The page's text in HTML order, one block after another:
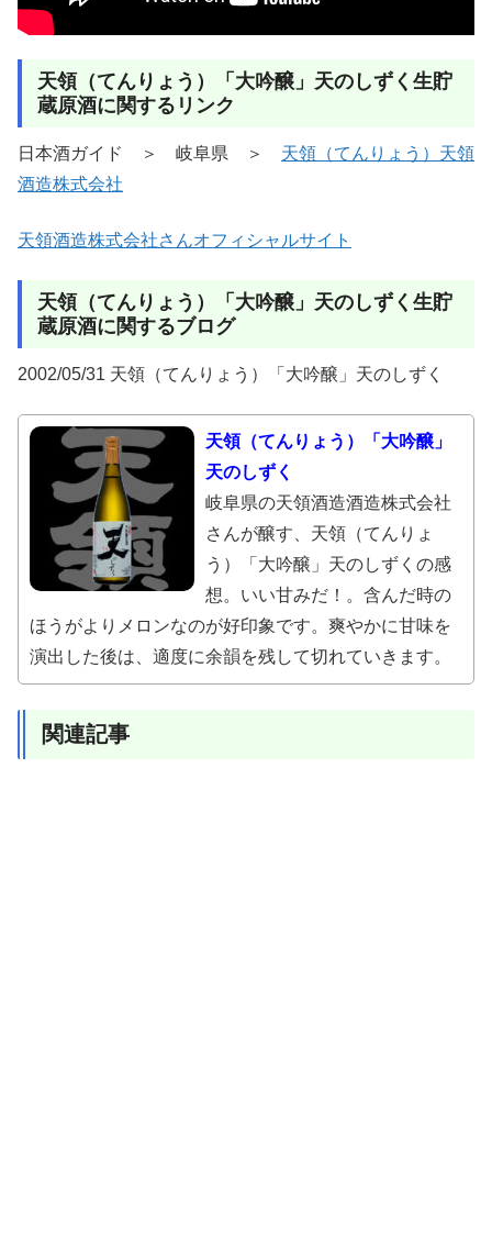
天領（てんりょう）「大吟醸」天のしずく生貯
蔵原酒に関するリンク
日本酒ガイド ＞ 岐阜県 ＞ 天領（てんりょう）天領
酒造株式会社
天領酒造株式会社さんオフィシャルサイト
天領（てんりょう）「大吟醸」天のしずく生貯
蔵原酒に関するブログ
2002/05/31 天領（てんりょう）「大吟醸」天のしずく
天領（てんりょう）「大吟醸」
天のしずく
岐阜県の天領酒造酒造株式会社
さんが醸す、天領（てんりょ
う）「大吟醸」天のしずくの感
想。いい甘みだ！。含んだ時の
ほうがよりメロンなのが好印象です。爽やかに甘味を
演出した後は、適度に余韻を残して切れていきます。
関連記事